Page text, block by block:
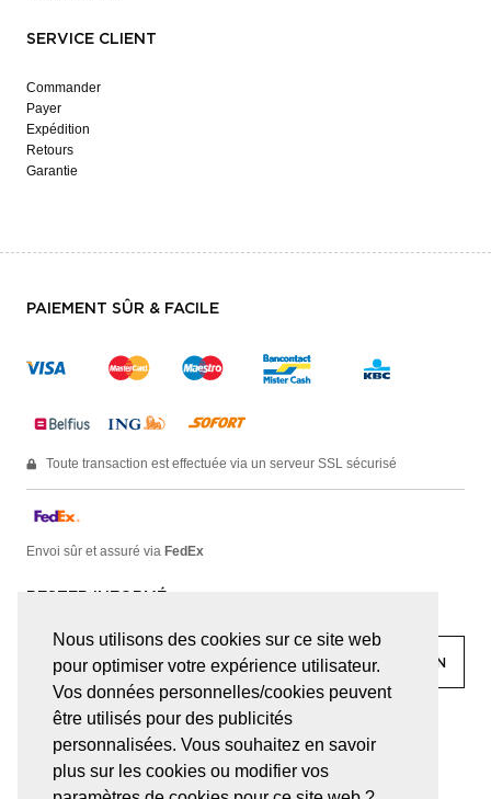
Nous utilisons des cookies sur ce site web
pour optimiser votre expérience utilisateur.
Vos données personnelles/cookies peuvent
être utilisés pour des publicités
personnalisées. Vous souhaitez en savoir
plus sur les cookies ou modifier vos
SERVICE CLIENT
Commander
Payer
Expédition
Retours
Garantie
PAIEMENT SÛR & FACILE
Toute transaction est effectuée via un serveur SSL sécurisé
Envoi sûr et assuré via FedEx
RESTER INFORMÉ
facebook linkedin